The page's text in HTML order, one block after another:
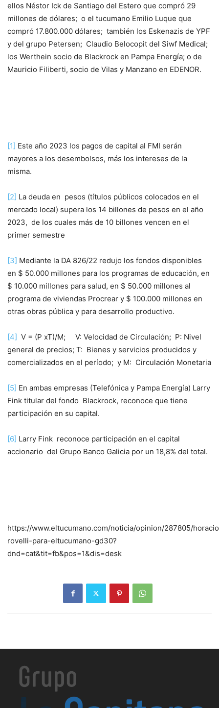
ellos Néstor Ick de Santiago del Estero que compró 29
millones de dólares; o el tucumano Emilio Luque que
compró 17.800.000 dólares; también los Eskenazis de YPF
y del grupo Petersen; Claudio Belocopit del Siwf Medical;
los Werthein socio de Blackrock en Pampa Energía; o de
Mauricio Filiberti, socio de Vilas y Manzano en EDENOR.
[1] Este año 2023 los pagos de capital al FMI serán
mayores a los desembolsos, más los intereses de la
misma.
[2] La deuda en pesos (títulos públicos colocados en el
mercado local) supera los 14 billones de pesos en el año
2023, de los cuales más de 10 billones vencen en el
primer semestre
[3] Mediante la DA 826/22 redujo los fondos disponibles
en $ 50.000 millones para los programas de educación, en
$ 10.000 millones para salud, en $ 50.000 millones al
programa de viviendas Procrear y $ 100.000 millones en
otras obras pública y para desarrollo productivo.
[4] V = (P xT)/M; V: Velocidad de Circulación; P: Nivel
general de precios; T: Bienes y servicios producidos y
comercializados en el período; y M: Circulación Monetaria
[5] En ambas empresas (Telefónica y Pampa Energía) Larry
Fink titular del fondo Blackrock, reconoce que tiene
participación en su capital.
[6] Larry Fink reconoce participación en el capital
accionario del Grupo Banco Galicia por un 18,8% del total.
https://www.eltucumano.com/noticia/opinion/287805/
rovelli-para-eltucumano-gd30?
dnd=cat&tit=fb&pos=1&dis=desk